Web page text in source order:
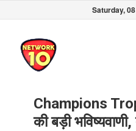
Saturday,
Champions
की बड़ी